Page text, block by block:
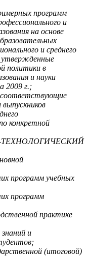
программ
и
на основе
и среднего
утвержденные
политики в
и науки
2009 г.;
конкретной
ТЕХНОЛОГИЧЕСКИЙ
программ учебных
программ
практике
и
(итоговой)